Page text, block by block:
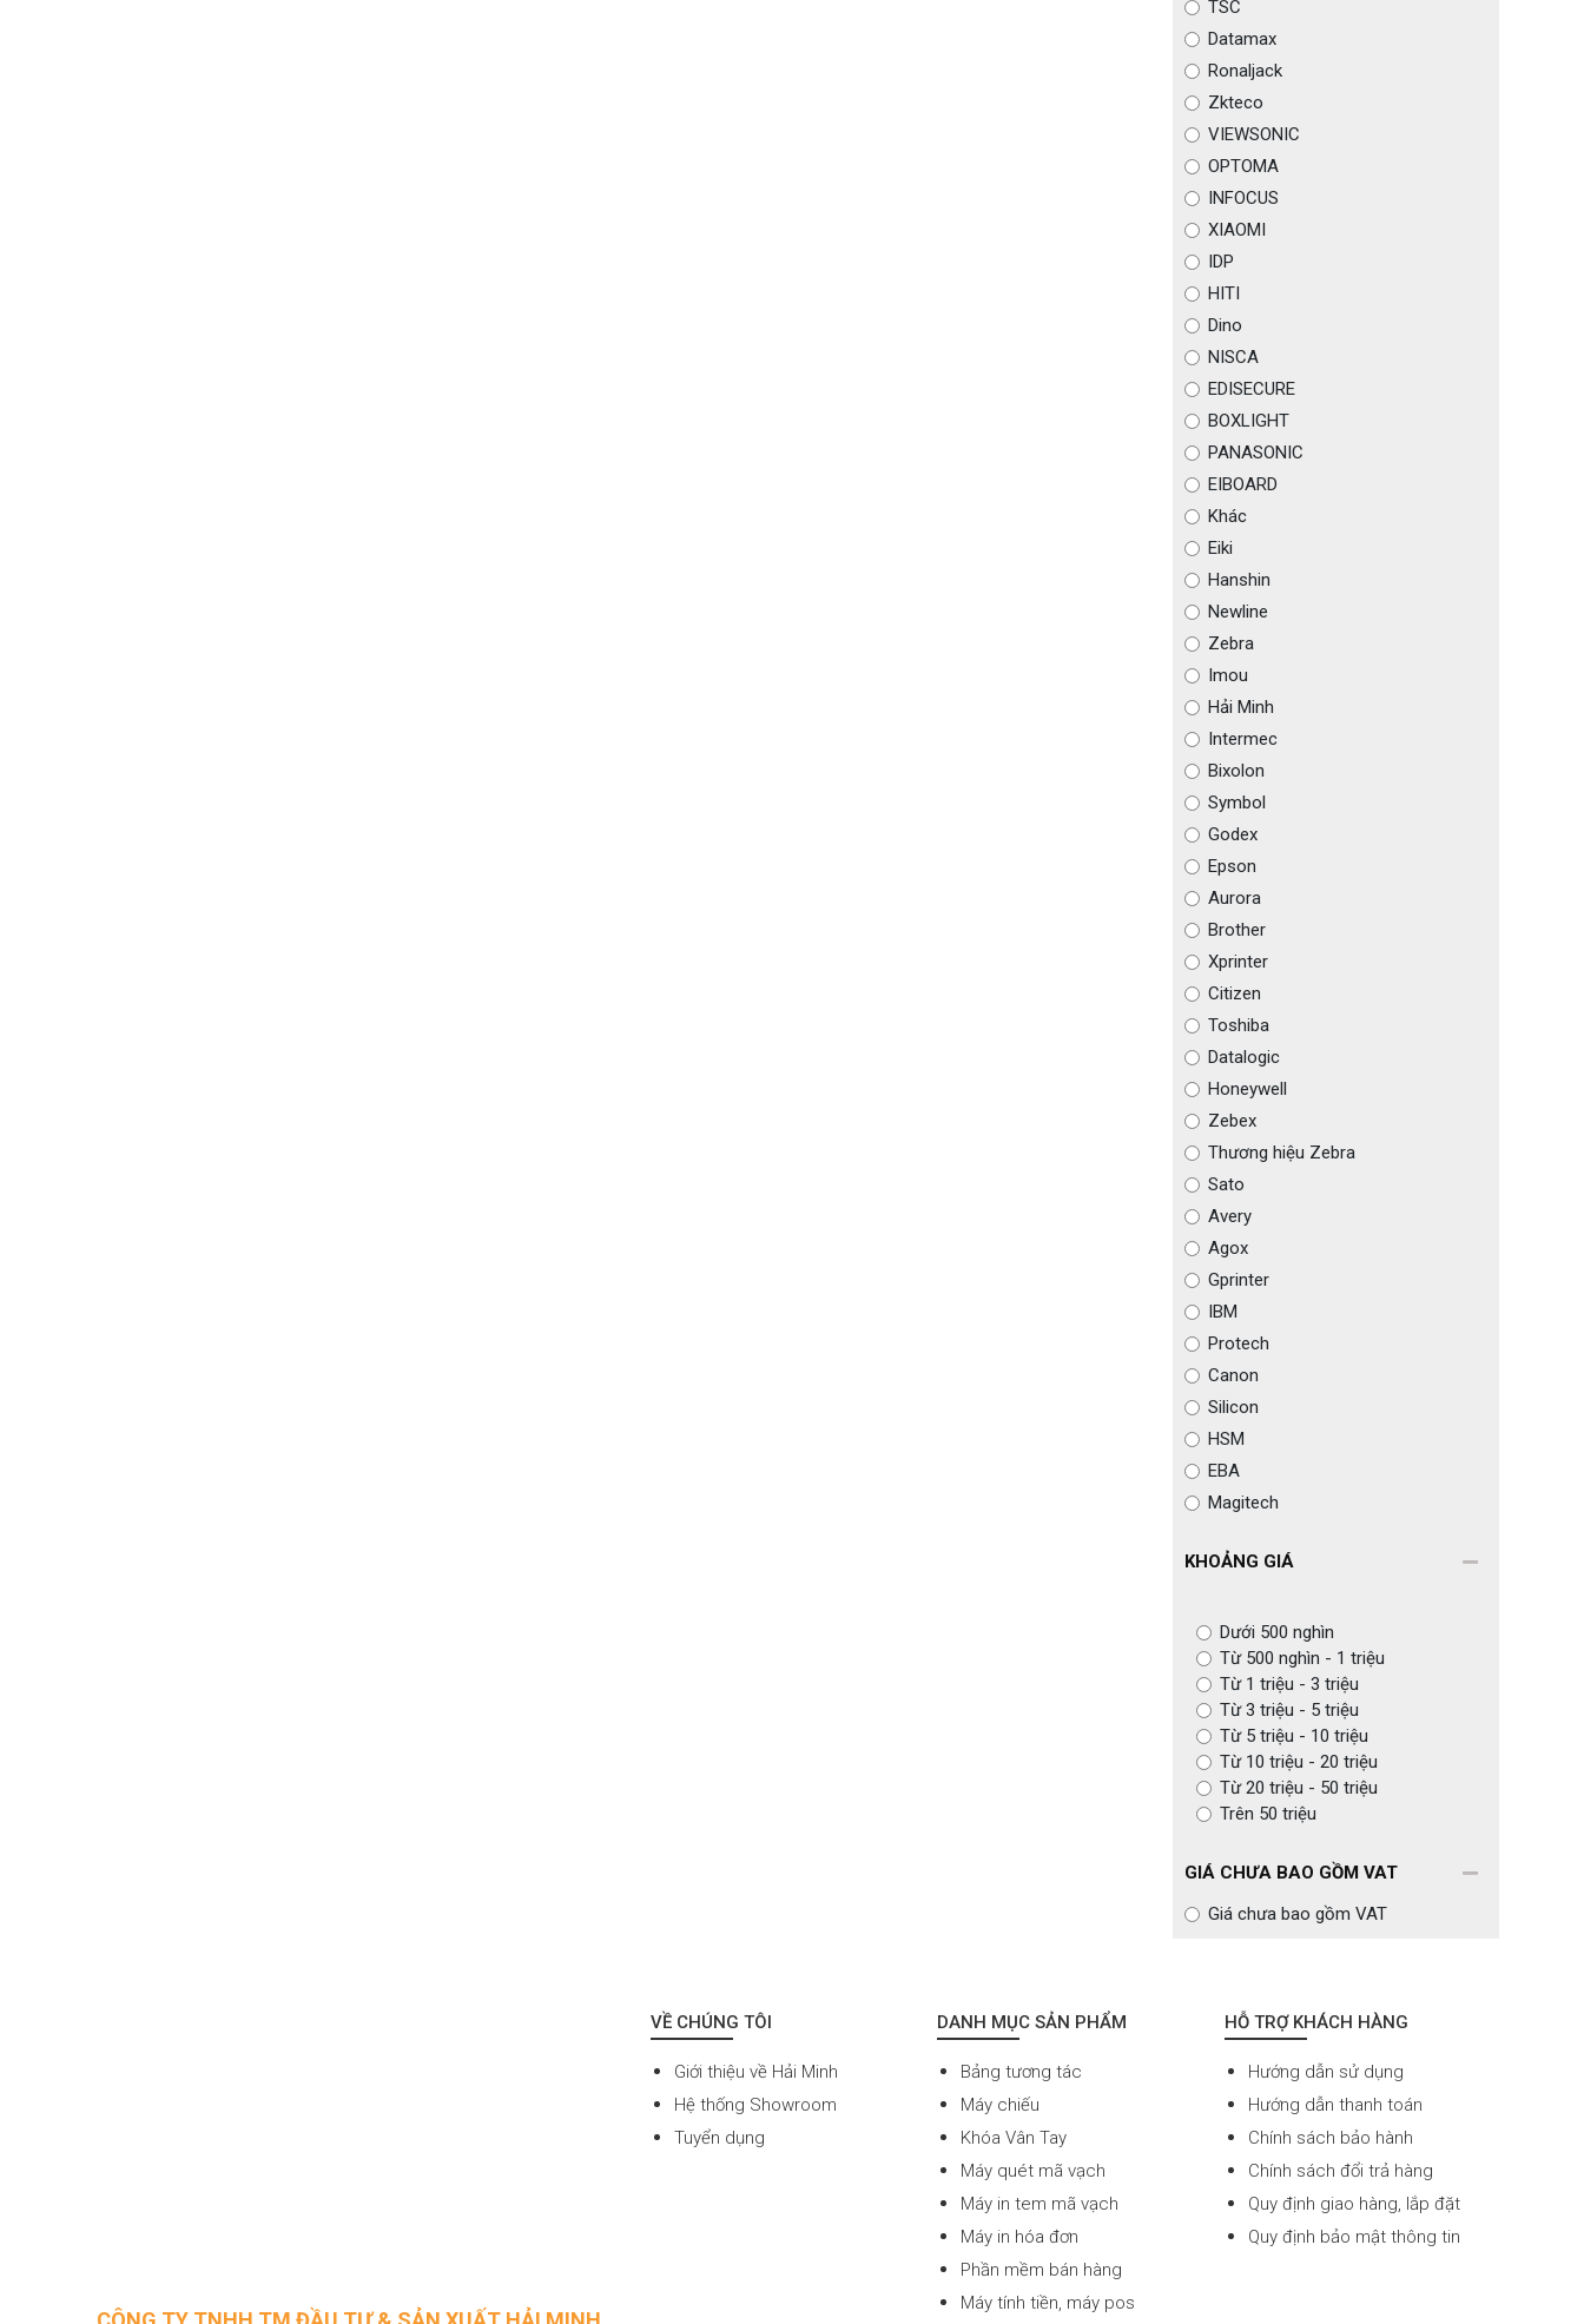
TSC
Datamax
Ronaljack
Zkteco
VIEWSONIC
OPTOMA
INFOCUS
XIAOMI
IDP
HITI
Dino
NISCA
EDISECURE
BOXLIGHT
PANASONIC
EIBOARD
Khác
Eiki
Hanshin
Newline
Zebra
Imou
Hải Minh
Intermec
Bixolon
Symbol
Godex
Epson
Aurora
Brother
Xprinter
Citizen
Toshiba
Datalogic
Honeywell
Zebex
Thương hiệu Zebra
Sato
Avery
Agox
Gprinter
IBM
Protech
Canon
Silicon
HSM
EBA
Magitech
KHOẢNG GIÁ
Dưới 500 nghìn
Từ 500 nghìn - 1 triệu
Từ 1 triệu - 3 triệu
Từ 3 triệu - 5 triệu
Từ 5 triệu - 10 triệu
Từ 10 triệu - 20 triệu
Từ 20 triệu - 50 triệu
Trên 50 triệu
GIÁ CHƯA BAO GỒM VAT
Giá chưa bao gồm VAT
VỀ CHÚNG TÔI
Giới thiệu về Hải Minh
Hệ thống Showroom
Tuyển dụng
DANH MỤC SẢN PHẨM
Bảng tương tác
Máy chiếu
Khóa Vân Tay
Máy quét mã vạch
Máy in tem mã vạch
Máy in hóa đơn
Phần mềm bán hàng
Máy tính tiền, máy pos
HỖ TRỢ KHÁCH HÀNG
Hướng dẫn sử dụng
Hướng dẫn thanh toán
Chính sách bảo hành
Chính sách đổi trả hàng
Quy định giao hàng, lắp đặt
Quy định bảo mật thông tin